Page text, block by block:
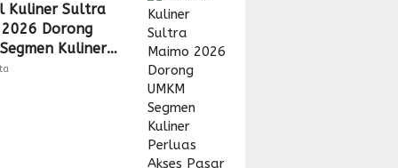
Kuliner Sultra
Dorong
Kuliner
Akses Pasar